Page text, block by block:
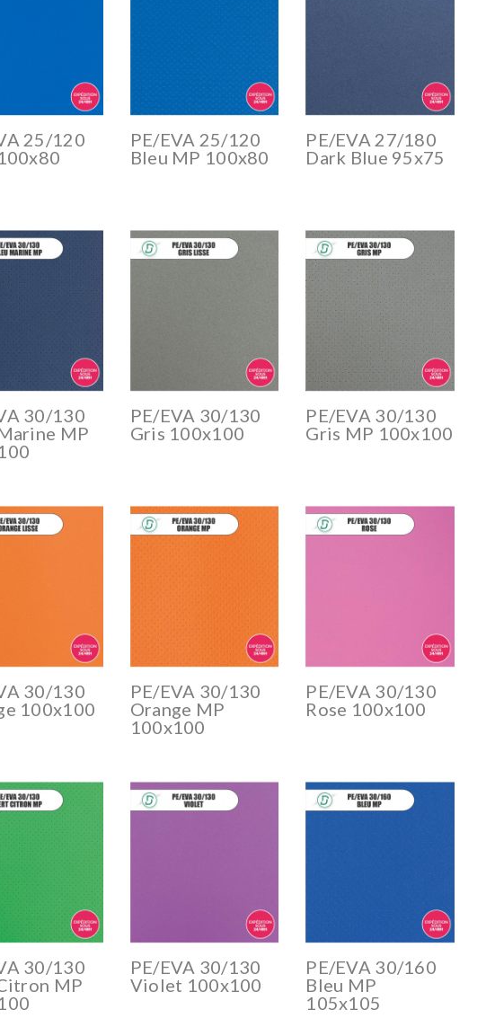
25/120
PE/EVA 25/120
Bleu MP 100x80
PE/EVA 27/180
Dark Blue 95x75
30/130
MP
PE/EVA 30/130
Gris 100x100
PE/EVA 30/130
Gris MP 100x100
30/130
100x100
PE/EVA 30/130
Orange MP
100x100
PE/EVA 30/130
Rose 100x100
30/130
MP
PE/EVA 30/130
Violet 100x100
PE/EVA 30/160
Bleu MP
105x105